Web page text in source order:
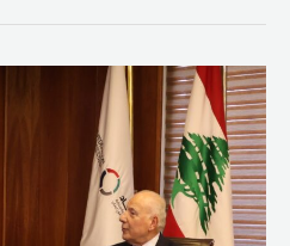
دبوسي
من
طرابلس:
العدالة
وسيادة
القانون